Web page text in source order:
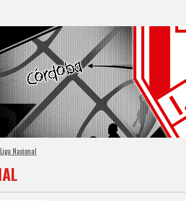
Liga Nacional